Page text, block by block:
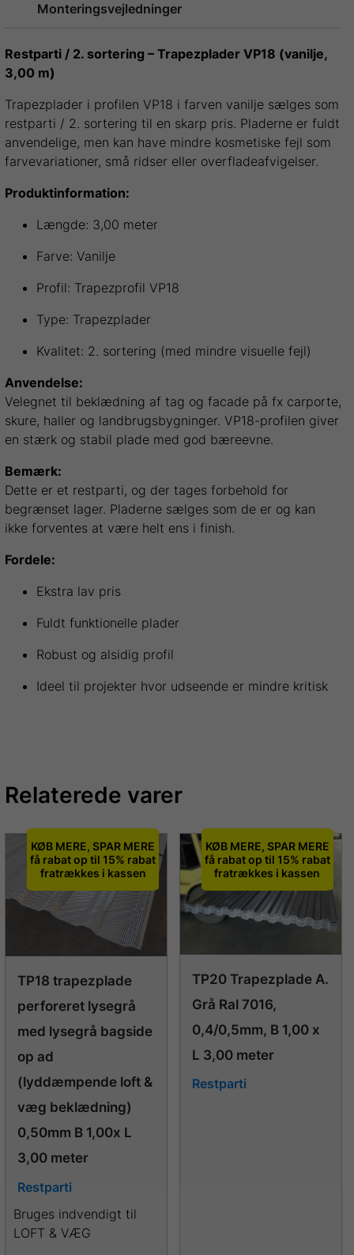
Monteringsvejledninger
Restparti / 2. sortering – Trapezplader VP18 (vanilje,
3,00 m)
Trapezplader i profilen VP18 i farven vanilje sælges som
restparti / 2. sortering til en skarp pris. Pladerne er fuldt
anvendelige, men kan have mindre kosmetiske fejl som
farvevariationer, små ridser eller overfladeafvigelser.
Produktinformation:
Længde: 3,00 meter
Farve: Vanilje
Profil: Trapezprofil VP18
Type: Trapezplader
Kvalitet: 2. sortering (med mindre visuelle fejl)
Anvendelse:
Velegnet til beklædning af tag og facade på fx carporte,
skure, haller og landbrugsbygninger. VP18-profilen giver
en stærk og stabil plade med god bæreevne.
Bemærk:
Dette er et restparti, og der tages forbehold for
begrænset lager. Pladerne sælges som de er og kan
ikke forventes at være helt ens i finish.
Fordele:
Ekstra lav pris
Fuldt funktionelle plader
Robust og alsidig profil
Ideel til projekter hvor udseende er mindre kritisk
Relaterede varer
KØB MERE, SPAR MERE
få rabat op til 15% rabat
fratrækkes i kassen
TP18 trapezplade
perforeret lysegrå
med lysegrå bagside
op ad
(lyddæmpende loft &
væg beklædning)
0,50mm B 1,00x L
3,00 meter
Restparti
Bruges indvendigt til
LOFT & VÆG
KØB MERE, SPAR MERE
få rabat op til 15% rabat
fratrækkes i kassen
TP20 Trapezplade A.
Grå Ral 7016,
0,4/0,5mm, B 1,00 x
L 3,00 meter
Restparti